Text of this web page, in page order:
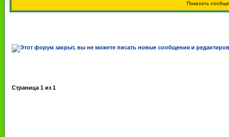
Показать
Страница 1 из 1